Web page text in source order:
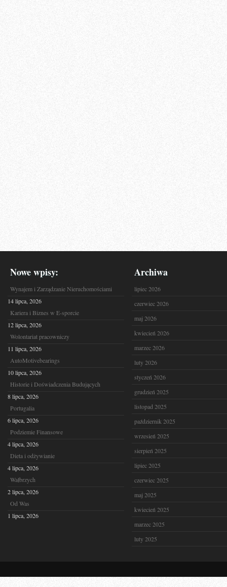
Nowe wpisy:
Wynajem i Zarządzanie Nieruchomościami
14 lipca, 2026
Kariera i Biznes w E-sporcie
12 lipca, 2026
Wolontariat pracowniczy
11 lipca, 2026
AutoMotivebearings
10 lipca, 2026
Historie i Doświadczenia Budujących
8 lipca, 2026
Portugalia
6 lipca, 2026
Podziemie Finansowe
4 lipca, 2026
Dieta i odżywianie
4 lipca, 2026
Wałbrzych
2 lipca, 2026
Od Was
1 lipca, 2026
Archiwa
lipiec 2026
czerwiec 2026
maj 2026
kwiecień 2026
marzec 2026
luty 2026
styczeń 2026
grudzień 2025
listopad 2025
październik 2025
wrzesień 2025
sierpień 2025
lipiec 2025
czerwiec 2025
maj 2025
kwiecień 2025
marzec 2025
luty 2025